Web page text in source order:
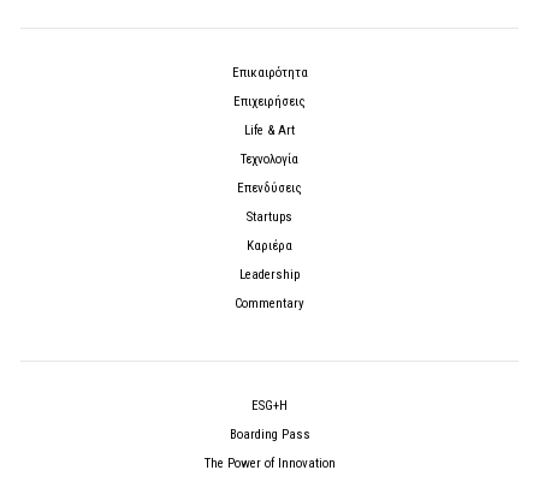
Επικαιρότητα
Επιχειρήσεις
Life & Art
Τεχνολογία
Επενδύσεις
Startups
Καριέρα
Leadership
Commentary
ESG+H
Boarding Pass
The Power of Innovation